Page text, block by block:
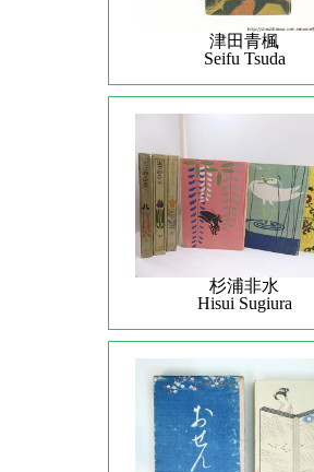
津田青楓
Seifu Tsuda
杉浦非水
Hisui Sugiura